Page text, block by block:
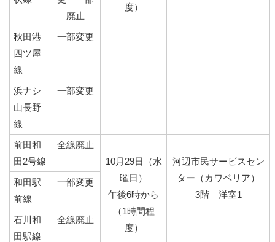
度）
廃止
秋田港
四ツ屋
線
一部変更
浜ナシ
山長野
線
一部変更
前田和
田2号線
全線廃止
10月29日（水
曜日）
午後6時から
（1時間程
度）
河辺市民サービスセン
ター（カワベリア）
3階 洋室1
和田駅
前線
一部変更
石川和
田駅線
全線廃止